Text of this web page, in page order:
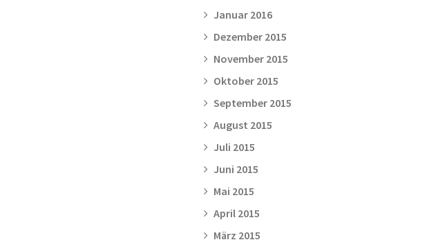
Januar 2016
Dezember 2015
November 2015
Oktober 2015
September 2015
August 2015
Juli 2015
Juni 2015
Mai 2015
April 2015
März 2015